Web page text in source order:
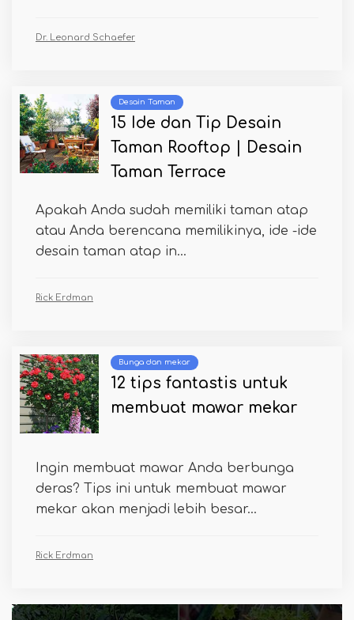
Dr. Leonard Schaefer
Desain Taman
15 Ide dan Tip Desain
Taman Rooftop | Desain
Taman Terrace
Apakah Anda sudah memiliki taman atap
atau Anda berencana memilikinya, ide -ide
desain taman atap in...
Rick Erdman
Bunga dan mekar
12 tips fantastis untuk
membuat mawar mekar
Ingin membuat mawar Anda berbunga
deras? Tips ini untuk membuat mawar
mekar akan menjadi lebih besar...
Rick Erdman